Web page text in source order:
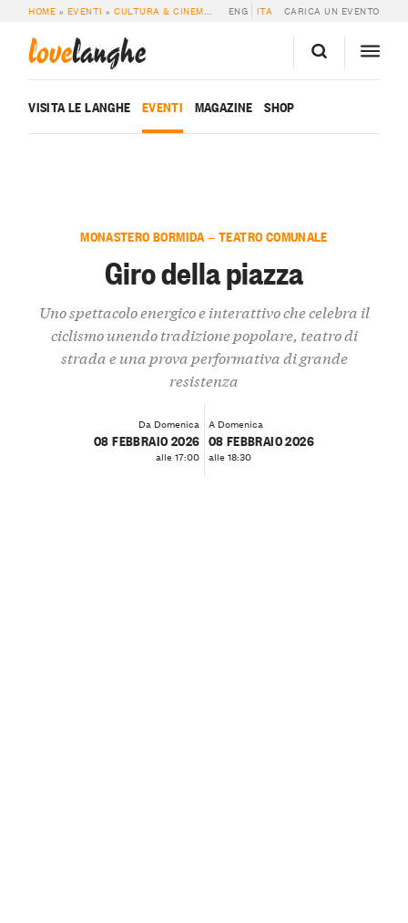
HOME » EVENTI »CULTURA & CINEMA » GIRO DELLA PIAZZA
ENG ITA CARICA UN EVENTO
lovelanghe
VISITA LE LANGHE EVENTI MAGAZINE SHOP
MONASTERO BORMIDA — TEATRO COMUNALE
Giro della piazza
Uno spettacolo energico e interattivo che celebra il
ciclismo unendo tradizione popolare, teatro di
strada e una prova performativa di grande
resistenza
Da Domenica
08 FEBBRAIO 2026
alle 17:00
A Domenica
08 FEBBRAIO 2026
alle 18:30